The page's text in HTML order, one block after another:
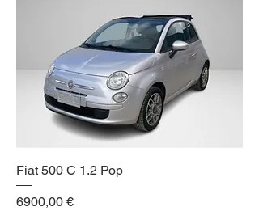
Fiat 500 C 1.2 Pop
Prezzo
6900,00 €